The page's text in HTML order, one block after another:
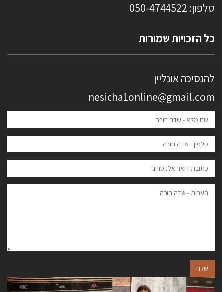
טלפון: 0 50-4744522
כל הזכויות שמורות
להנסיכה אונליין
nesicha1online@gmail.com
שלח
הבא